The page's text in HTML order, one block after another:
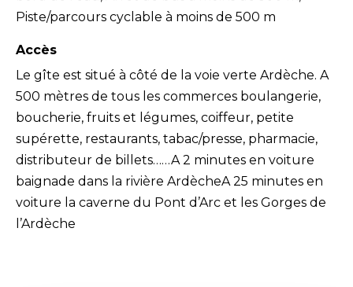
Piste/parcours cyclable à moins de 500 m
Accès
Le gîte est situé à côté de la voie verte Ardèche. A
500 mètres de tous les commerces boulangerie,
boucherie, fruits et légumes, coiffeur, petite
supérette, restaurants, tabac/presse, pharmacie,
distributeur de billets……A 2 minutes en voiture
baignade dans la rivière ArdècheA 25 minutes en
voiture la caverne du Pont d’Arc et les Gorges de
l’Ardèche